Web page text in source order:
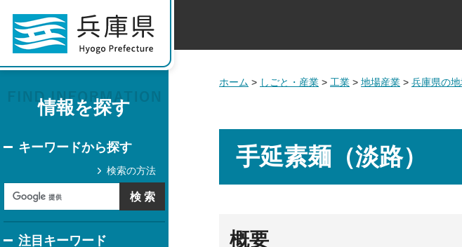
情報を探す
キーワードから探す
検索の方法
注目キーワード
ホーム > しごと・産業 > 工業 > 地場産業 > 兵庫県の
手延素麺（淡路）
概要